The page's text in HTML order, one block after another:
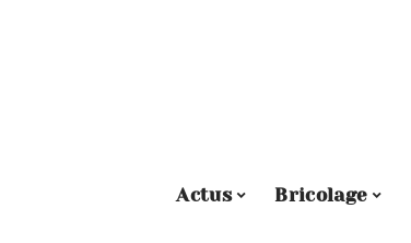
Actus Bricolage